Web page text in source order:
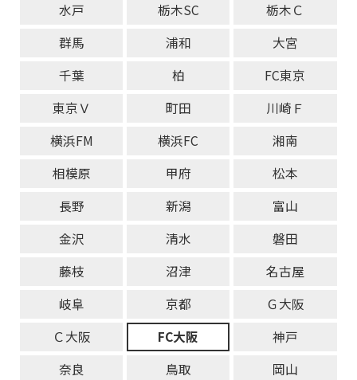
水戸
栃木SC
栃木Ｃ
群馬
浦和
大宮
千葉
柏
FC東京
東京Ｖ
町田
川崎Ｆ
横浜FM
横浜FC
湘南
相模原
甲府
松本
長野
新潟
富山
金沢
清水
磐田
藤枝
沼津
名古屋
岐阜
京都
Ｇ大阪
Ｃ大阪
FC大阪
神戸
奈良
鳥取
岡山